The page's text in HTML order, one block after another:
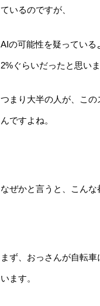
ているのですが、
AIの可能性を疑ってい
2%ぐらいだったと思いま
つまり大半の人が、こ
んですよね。
なぜかと言うと、こんな
まず、おっさんが自転
います。